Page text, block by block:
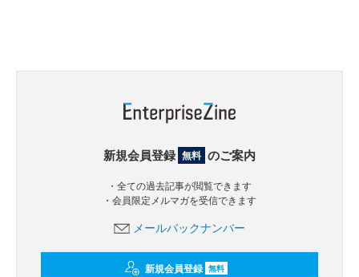
新規会員登録 無料 のご案内
・全ての過去記事が閲覧できます
・会員限定メルマガを受信できます
メールバックナンバー
新規会員登録 無料